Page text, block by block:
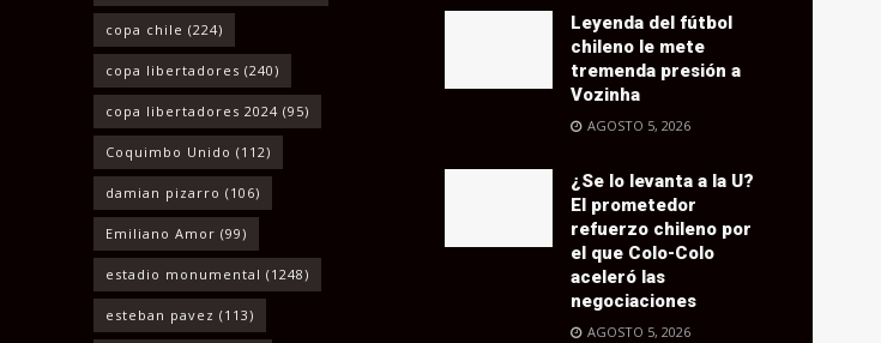
copa chile (224)
copa libertadores (240)
copa libertadores 2024 (95)
Coquimbo Unido (112)
damian pizarro (106)
Emiliano Amor (99)
estadio monumental (1248)
esteban pavez (113)
Leyenda del fútbol
chileno le mete
tremenda presión a
Vozinha
AGOSTO 5, 2026
¿Se lo levanta a la U?
El prometedor
refuerzo chileno por
el que Colo-Colo
aceleró las
negociaciones
AGOSTO 5, 2026